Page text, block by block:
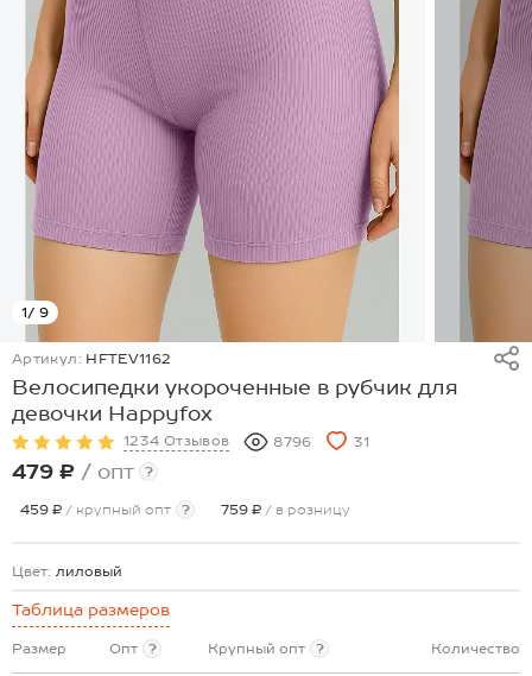
1/ 9
Артикул: HFTEV1162
Велосипедки укороченные в рубчик для
девочки Happyfox
1234 Отзывов 8796 31
479 ₽ / опт ?
459 ₽ / крупный опт ? 759 ₽ / в розницу
Цвет: лиловый
Таблица размеров
Размер Опт ? Крупный опт ? Количество